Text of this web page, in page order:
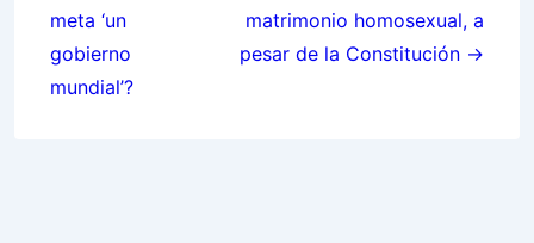
meta ‘un
gobierno
mundial’?
matrimonio homosexual, a
pesar de la Constitución →